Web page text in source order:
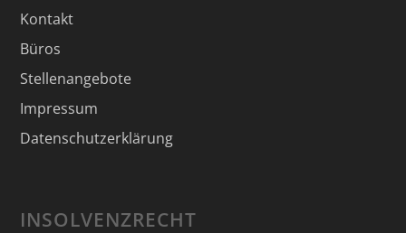
Kontakt
Büros
Stellenangebote
Impressum
Datenschutzerklärung
INSOLVENZRECHT